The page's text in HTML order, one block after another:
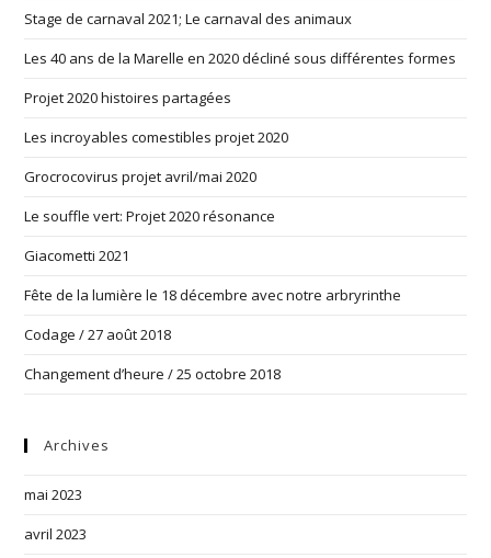
Stage de carnaval 2021; Le carnaval des animaux
Les 40 ans de la Marelle en 2020 décliné sous différentes formes
Projet 2020 histoires partagées
Les incroyables comestibles projet 2020
Grocrocovirus projet avril/mai 2020
Le souffle vert: Projet 2020 résonance
Giacometti 2021
Fête de la lumière le 18 décembre avec notre arbryrinthe
Codage / 27 août 2018
Changement d’heure / 25 octobre 2018
Archives
mai 2023
avril 2023